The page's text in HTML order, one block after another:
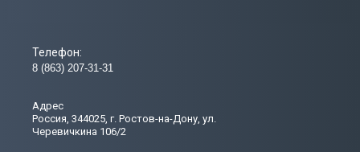
Телефон:
8 (863) 207-31-31
Адрес
Россия, 344025, г. Ростов-на-Дону, ул.
Черевичкина 106/2